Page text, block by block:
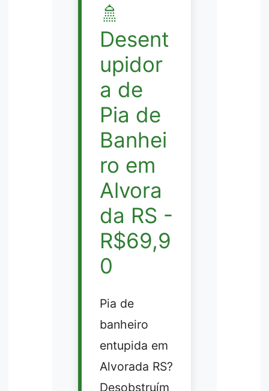
🚿
Desent
upidor
a de
Pia de
Banhei
ro em
Alvora
da RS -
R$69,9
0
Pia de
banheiro
entupida em
Alvorada RS?
Desobstruím